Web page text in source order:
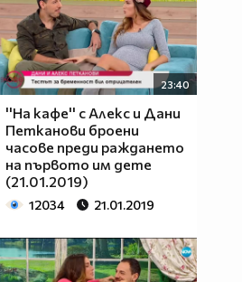
23:40
''На кафе'' с Алекс и Дани
Петканови броени
часове преди раждането
на първото им дете
(21.01.2019)
12034 21.01.2019